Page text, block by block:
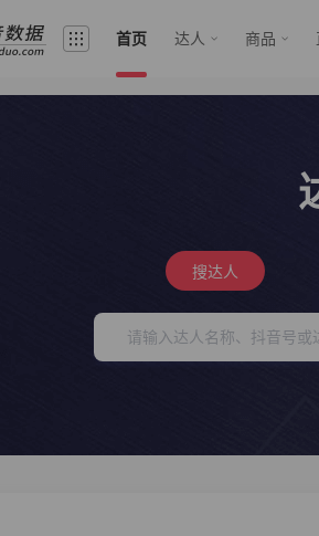
首页 达人 商品
搜达人